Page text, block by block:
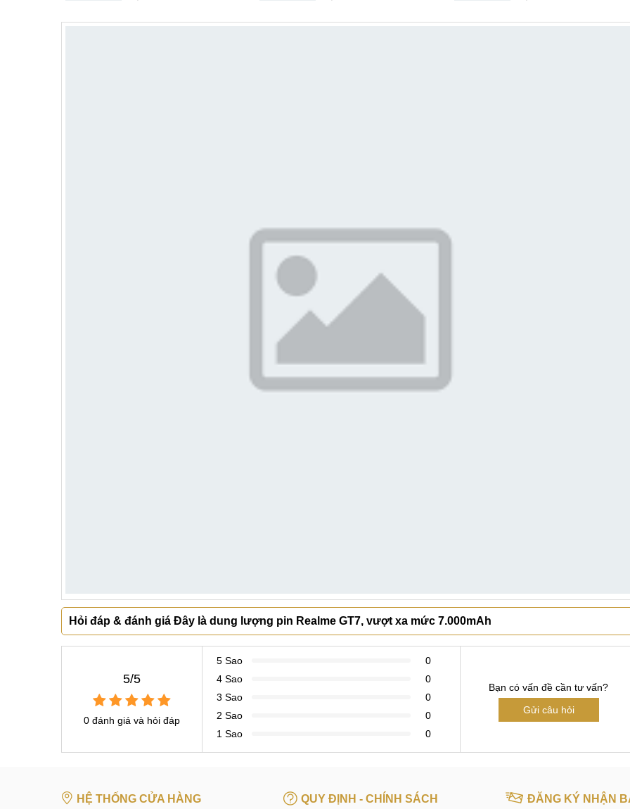
Hỏi đáp & đánh giá Đây là dung lượng pin Realme GT7, vượt xa mức 7.000mAh
5/5
0 đánh giá và hỏi đáp
5 Sao
0
4 Sao
0
3 Sao
0
2 Sao
0
1 Sao
0
Bạn có vấn đề cần tư vấn?
Gửi câu hỏi
HỆ THỐNG CỬA HÀNG QUY ĐỊNH - CHÍNH SÁCH ĐĂNG KÝ NHẬN